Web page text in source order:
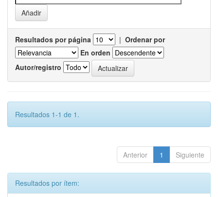
Resultados por página | Ordenar por
En orden
Autor/registro
Resultados 1-1 de 1.
Anterior 1 Siguiente
Resultados por ítem: